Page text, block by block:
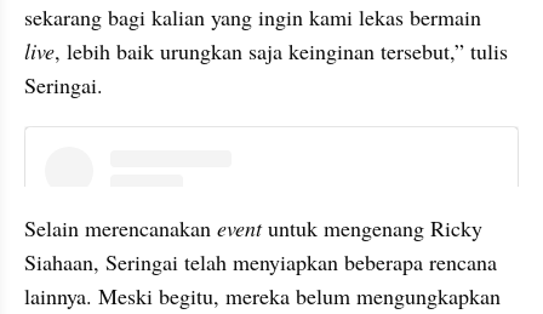
live, lebih baik urungkan saja keinginan tersebut,” tulis
Seringai.
Selain merencanakan event untuk mengenang Ricky
Siahaan, Seringai telah menyiapkan beberapa rencana
lainnya. Meski begitu, mereka belum mengungkapkan